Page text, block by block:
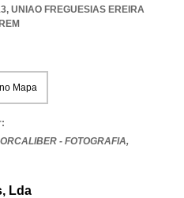
, UNIAO FREGUESIAS EREIRA
Mapa
- FOTOGRAFIA,
Lda